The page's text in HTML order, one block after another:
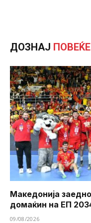
ДОЗНАЈ ПОВЕЌЕ
Македонија
домаќин на ЕП
09/08/2026